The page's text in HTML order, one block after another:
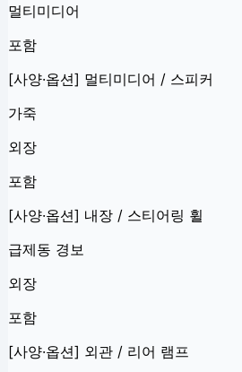
멀티미디어
포함
[사양·옵션] 멀티미디어 / 스피커
가죽
외장
포함
[사양·옵션] 내장 / 스티어링 휠
급제동 경보
외장
포함
[사양·옵션] 외관 / 리어 램프